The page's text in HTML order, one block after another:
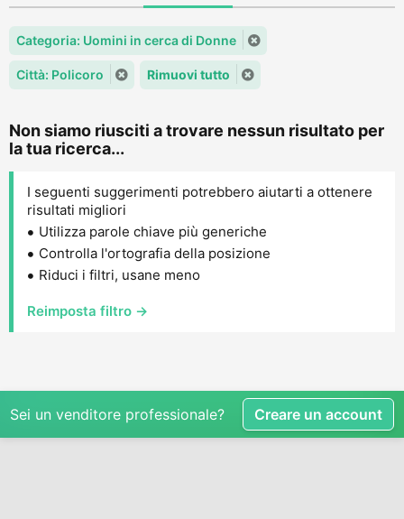
Categoria: Uomini in cerca di Donne
Città: Policoro Rimuovi tutto
Non siamo riusciti a trovare nessun risultato per
la tua ricerca...
I seguenti suggerimenti potrebbero aiutarti a ottenere
risultati migliori
Utilizza parole chiave più generiche
Controlla l'ortografia della posizione
Riduci i filtri, usane meno
Reimposta filtro →
Sei un venditore professionale? Creare un account